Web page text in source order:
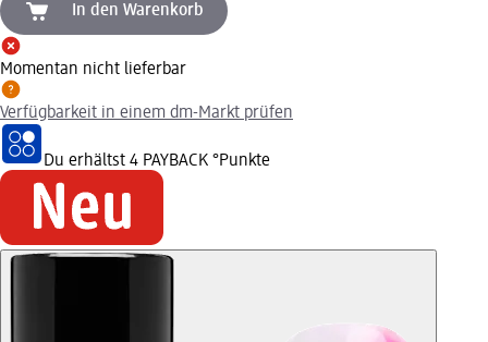
In den Warenkorb
Momentan nicht lieferbar
Verfügbarkeit in einem dm-Markt prüfen
Du erhältst 4 PAYBACK °Punkte